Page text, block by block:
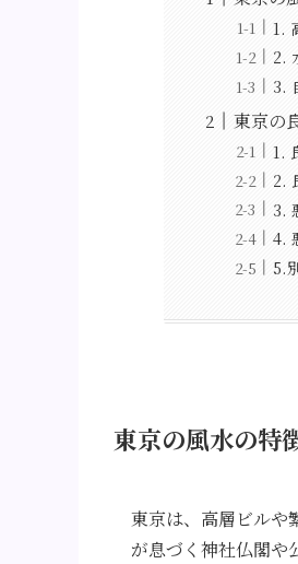
1.
2.
3.
東京の
1.
2.
3.
4.
5.
東京の風水の特
東京は、高層ビルや
が息づく神社仏閣や